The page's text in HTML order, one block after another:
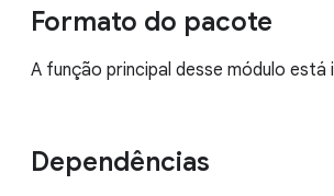
Formato do pacote
A função principal desse módulo está
Dependências